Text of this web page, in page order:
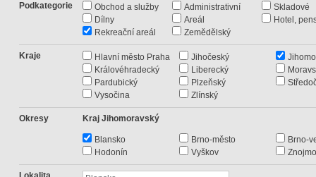
Podkategorie Obchod a služby Administrativní
Skladové
Dílny
Areál
Hotel,
Rekreační areál
Zemědělský
Kraje Hlavní město Praha Jihočeský
Královéhradecký
Liberecký
Pardubický
Plzeňský
Vysočina
Zlínský
Okresy Kraj Jihomoravský
Blansko Brno-město
Brno-
Hodonín
Vyškov Znojmo